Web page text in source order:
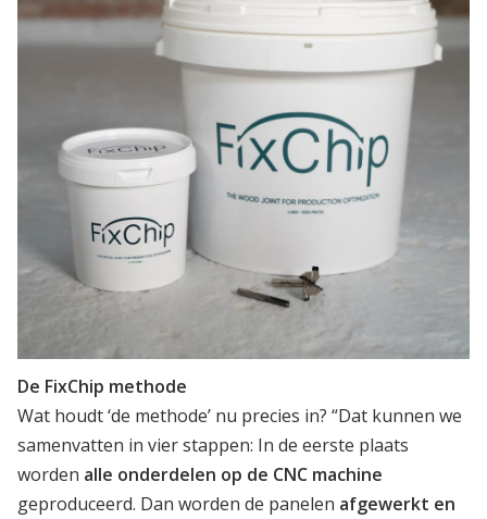
De FixChip methode
Wat houdt ‘de methode’ nu precies in? “Dat kunnen we
samenvatten in vier stappen: In de eerste plaats
worden alle onderdelen op de CNC machine
geproduceerd. Dan worden de panelen afgewerkt en